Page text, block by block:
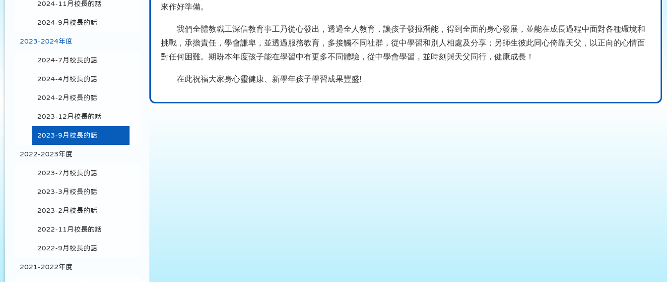
來作好準備。
我們全體教職工深信教育事工乃從心發出，透過全人教育，讓孩子發揮潛能，得到全面的身心發展，並能在成長過程中面對各種環境和
挑戰，承擔責任，學會謙卑，並透過服務教育，多接觸不同社群，從中學習和別人相處及分享；另師生彼此同心倚靠天父，以正向的心情面
對任何困難。期盼本年度孩子能在學習中有更多不同體驗，從中學會學習，並時刻與天父同行，健康成長！
在此祝福大家身心靈健康、新學年孩子學習成果豐盛!
2024-11月校長的話
2024-9月校長的話
2023-2024年度
2024-7月校長的話
2024-4月校長的話
2024-2月校長的話
2023-12月校長的話
2023-9月校長的話
2022-2023年度
2023-7月校長的話
2023-3月校長的話
2023-2月校長的話
2022-11月校長的話
2022-9月校長的話
2021-2022年度